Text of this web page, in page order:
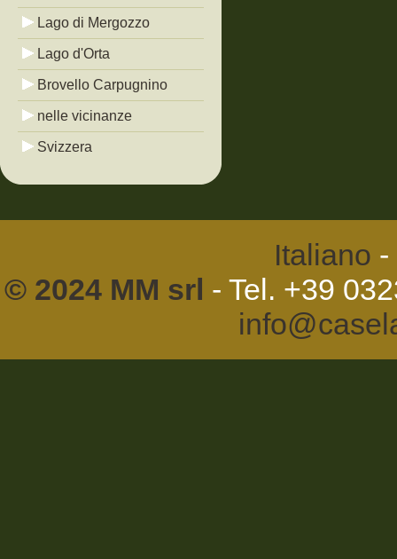
Lago di Mergozzo
Lago d'Orta
Brovello Carpugnino
nelle vicinanze
Svizzera
Italiano -
© 2024 MM srl - Tel. +39